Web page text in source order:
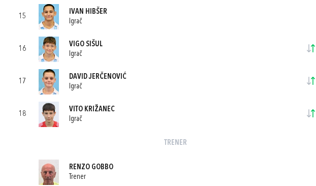
15
IVAN HIBŠER
Igrač
16
VIGO SIŠUL
Igrač
17
DAVID JERČENOVIĆ
Igrač
18
VITO KRIŽANEC
Igrač
TRENER
RENZO GOBBO
Trener